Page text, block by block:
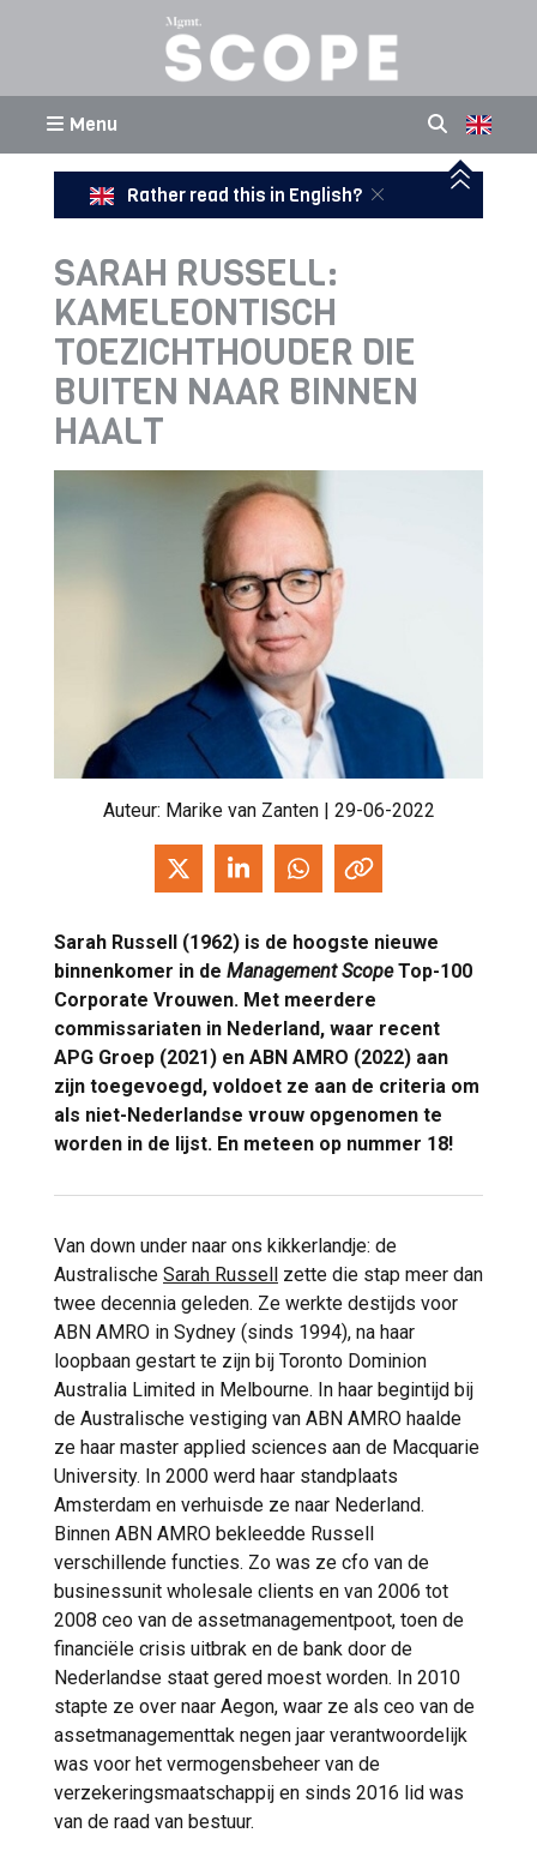
Menu
Rather read this in English?
SARAH RUSSELL:
KAMELEONTISCH
TOEZICHTHOUDER DIE
BUITEN NAAR BINNEN
HAALT
Auteur: Marike van Zanten| 29-06-2022
Sarah Russell (1962) is de hoogste nieuwe
binnenkomer in de Management ScopeTop-100
Corporate Vrouwen. Met meerdere
commissariaten in Nederland, waar recent
APG Groep (2021) en ABN AMRO (2022) aan
zijn toegevoegd, voldoet ze aan de criteria om
als niet-Nederlandse vrouw opgenomen te
worden in de lijst. En meteen op nummer 18!
Van down under naar ons kikkerlandje: de
Australische Sarah Russell zette die stap meer dan
twee decennia geleden. Ze werkte destijds voor
ABN AMRO in Sydney (sinds 1994), na haar
loopbaan gestart te zijn bij Toronto Dominion
Australia Limited in Melbourne. In haar begintijd bij
de Australische vestiging van ABN AMRO haalde
ze haar master applied sciences aan de Macquarie
University. In 2000 werd haar standplaats
Amsterdam en verhuisde ze naar Nederland.
Binnen ABN AMRO bekleedde Russell
verschillende functies. Zo was ze cfo van de
businessunit wholesale clients en van 2006 tot
2008 ceo van de assetmanagementpoot, toen de
financiële crisis uitbrak en de bank door de
Nederlandse staat gered moest worden. In 2010
stapte ze over naar Aegon, waar ze als ceo van de
assetmanagementtak negen jaar verantwoordelijk
was voor het vermogensbeheer van de
verzekeringsmaatschappij en sinds 2016 lid was
van de raad van bestuur.